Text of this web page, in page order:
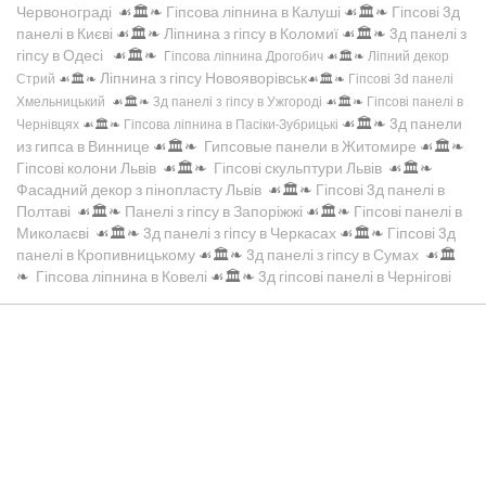
Червонограді ☙🏛️❧ Гіпсова ліпнина в Калуші ☙🏛️❧ Гіпсові 3д
панелі в Києві ☙🏛️❧ Ліпнина з гіпсу в Коломиї ☙🏛️❧ 3д панелі з
гіпсу в Одесі ☙🏛️❧ Гіпсова ліпнина Дрогобич ☙🏛️❧ Ліпний декор
Стрий ☙🏛️❧ Ліпнина з гіпсу Новояворівськ☙🏛️❧ Гіпсові 3d панелі
Хмельницький ☙🏛️❧ 3д панелі з гіпсу в Ужгороді ☙🏛️❧ Гіпсові панелі в
Чернівцях ☙🏛️❧ Гіпсова ліпнина в Пасіки-Зубрицькі ☙🏛️❧ 3д панели
из гипса в Виннице ☙🏛️❧ Гипсовые панели в Житомире ☙🏛️❧
Гіпсові колони Львів ☙🏛️❧ Гіпсові скульптури Львів ☙🏛️❧
Фасадний декор з пінопласту Львів ☙🏛️❧ Гіпсові 3д панелі в
Полтаві ☙🏛️❧ Панелі з гіпсу в Запоріжжі ☙🏛️❧ Гіпсові панелі в
Миколаєві ☙🏛️❧ 3д панелі з гіпсу в Черкасах ☙🏛️❧ Гіпсові 3д
панелі в Кропивницькому ☙🏛️❧ 3д панелі з гіпсу в Сумах ☙🏛️
❧ Гіпсова ліпнина в Ковелі ☙🏛️❧ 3д гіпсові панелі в Чернігові